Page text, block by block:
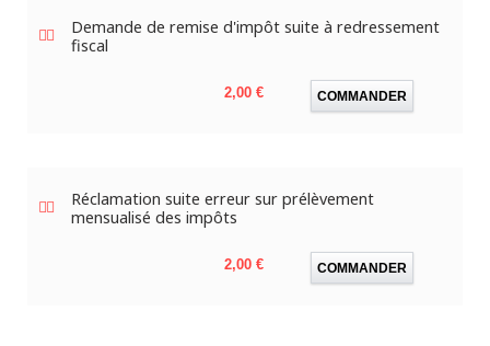
Demande de remise d'impôt suite à redressement
fiscal
Prix
2,00 € COMMANDER
Réclamation suite erreur sur prélèvement
mensualisé des impôts
Prix
2,00 € COMMANDER